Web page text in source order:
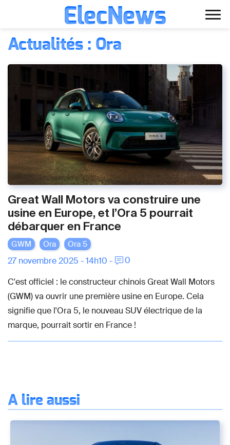
Aller
au
contenu
ElecNews
Voiture électrique
Voiture autonome
Écologie
Fiches techniques
Actualités : Ora
Great Wall Motors va construire une
usine en Europe, et l’Ora 5 pourrait
débarquer en France
GWM Ora Ora 5
27 novembre 2025 - 14h10 -
0
C'est officiel : le constructeur chinois Great Wall Motors
(GWM) va ouvrir une première usine en Europe. Cela
signifie que l'Ora 5, le nouveau SUV électrique de la
marque, pourrait sortir en France !
À lire aussi